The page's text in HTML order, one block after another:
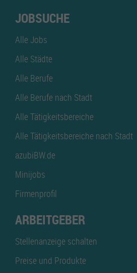
JOBSUCHE
Alle Jobs
Alle Städte
Alle Berufe
Alle Berufe nach Stadt
Alle Tätigkeitsbereiche
Alle Tätigkeitsbereiche nach Stadt
azubiBW.de
Minijobs
Firmenprofil
ARBEITGEBER
Stellenanzeige schalten
Preise und Produkte